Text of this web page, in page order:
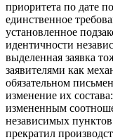
приоритета по дате
единственное
установленное
идентичности
выделенная заявка
заявителями как
обязательном
изменение их
измененным
независимых
прекратил